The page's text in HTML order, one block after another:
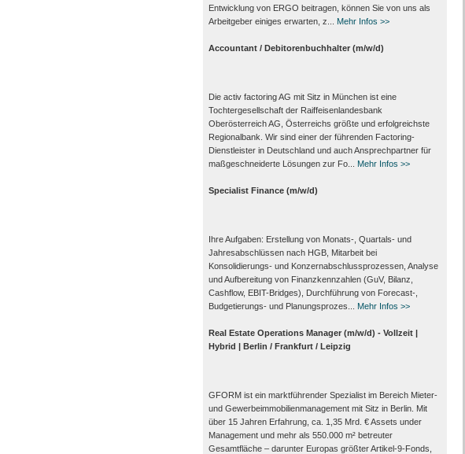
Entwicklung von ERGO beitragen, können Sie von uns als
Arbeitgeber einiges erwarten, z...
Mehr Infos >>
Accountant / Debitorenbuchhalter (m/w/d)
Die activ factoring AG mit Sitz in München ist eine
Tochtergesellschaft der Raiffeisenlandesbank
Oberösterreich AG, Österreichs größte und erfolgreichste
Regionalbank. Wir sind einer der führenden Factoring-
Dienstleister in Deutschland und auch Ansprechpartner für
maßgeschneiderte Lösungen zur Fo...
Mehr Infos >>
Specialist Finance (m/w/d)
Ihre Aufgaben: Erstellung von Monats‑, Quartals‑ und
Jahresabschlüssen nach HGB, Mitarbeit bei
Konsolidierungs‑ und Konzernabschlussprozessen, Analyse
und Aufbereitung von Finanzkennzahlen (GuV, Bilanz,
Cashflow, EBIT-Bridges), Durchführung von Forecast‑,
Budgetierungs‑ und Planungsprozes...
Mehr Infos >>
Real Estate Operations Manager (m/w/d) - Vollzeit |
Hybrid | Berlin / Frankfurt / Leipzig
GFORM ist ein marktführender Spezialist im Bereich Mieter-
und Gewerbeimmobilienmanagement mit Sitz in Berlin. Mit
über 15 Jahren Erfahrung, ca. 1,35 Mrd. € Assets under
Management und mehr als 550.000 m² betreuter
Gesamtfläche – darunter Europas größter Artikel-9-Fonds,